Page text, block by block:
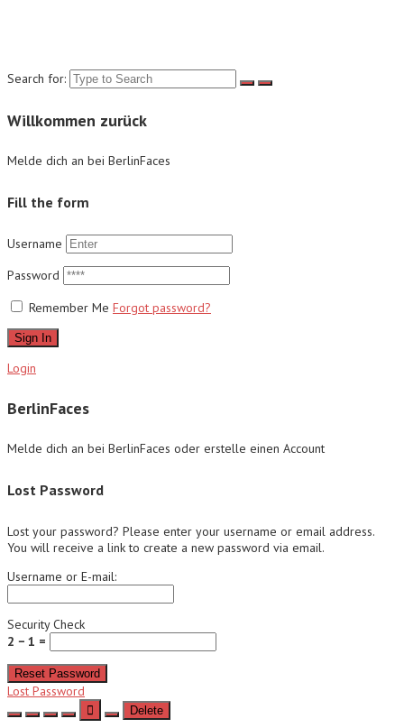
Search for:
Willkommen zurück
Melde dich an bei BerlinFaces
Fill the form
Username
Password
Remember Me Forgot password?
Sign In
Login
BerlinFaces
Melde dich an bei BerlinFaces oder erstelle einen Account
Lost Password
Lost your password? Please enter your username or email address.
You will receive a link to create a new password via email.
Username or E-mail:
Security Check
2 − 1 =
Reset Password
Lost Password
Delete